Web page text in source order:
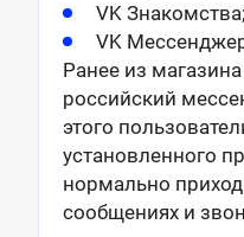
VK Знакомства;
VK
Ранее из
российский
этого
установленного
нормально
сообщениях и